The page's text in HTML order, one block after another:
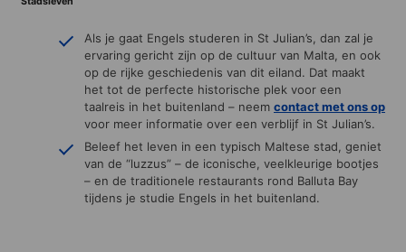
Als je gaat Engels studeren in St Julian’s, dan zal je
ervaring gericht zijn op de cultuur van Malta, en ook
op de rijke geschiedenis van dit eiland. Dat maakt
het tot de perfecte historische plek voor een
taalreis in het buitenland – neem contactmet ons op
voor meer informatie over een verblijf in St Julian’s.
Beleef het leven in een typisch Maltese stad, geniet
van de “luzzus” – de iconische, veelkleurige bootjes
– en de traditionele restaurants rond Balluta Bay
tijdens je studie Engels in het buitenland.